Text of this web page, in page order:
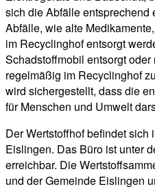
sich die Abfälle entsprechend
Abfälle, wie alte
im Recyclinghof entsorgt
Schadstoffmobil entsorgt
regelmäßig im Recyclinghof
wird sichergestellt, dass die
für Menschen und Umwelt
Der Wertstoffhof befindet
Eislingen. Das Büro ist unter
erreichbar. Die
und der Gemeinde Eislingen